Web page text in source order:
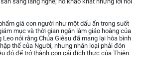
giá con người như một dấu ấn trong suốt
mục và thời gian ngắn làm giáo hoàng của
nói rằng Chúa Giêsu đã mang lại hòa bình
thể của Người, nhưng nhân loại phải đón
đó để trở thành con cái đích thực của Thiên